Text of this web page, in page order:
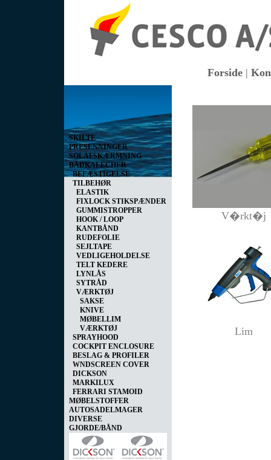
Forside |
SKILTE
PRESENNINGER
SOLAFSKÆRMNING
BÅDKALECHER
BEFÆSTIGELSE
TILBEHØR
ELASTIK
FIXLOCK STIKSPÆNDER
GUMMISTROPPER
HOOK / LOOP
KANTBÅND
RUDEFOLIE
SEJLTAPE
VEDLIGEHOLDELSE
TELT KEDERE
LYNLÅS
SYTRÅD
VÆRKTØJ
SAKSE
KNIVE
MØBELLIM
VÆRKTØJ
SPRAYHOOD
COCKPIT ENCLOSURE
BESLAG & PROFILER
WNDSCREEN COVER
DICKSON
MARKILUX
FERRARI STAMOID
MØBELSTOFFER
AUTOSADELMAGER
DIVERSE
GJORDE/BÅND
V�rkt�j
Lim